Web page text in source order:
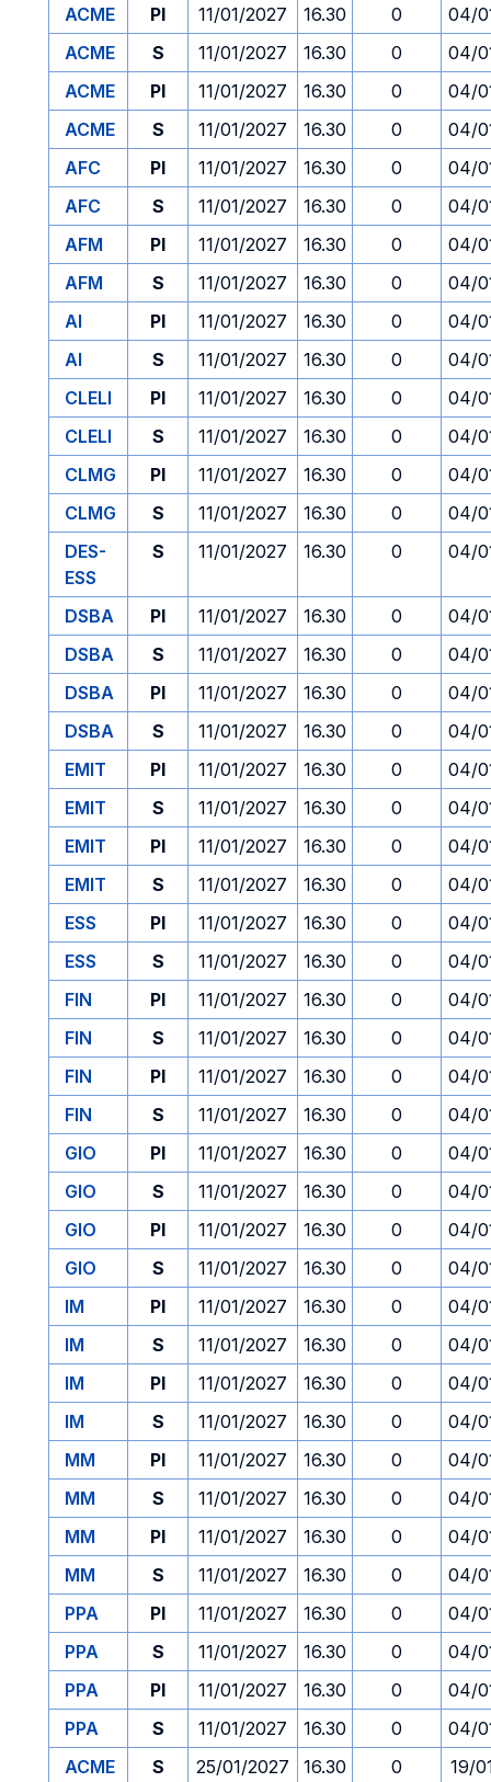
ACME PI 11/01/2027 16.30 0
04/
ACME
S 11/01/2027 16.30 0
04/
ACME
PI 11/01/2027 16.30 0
04/
ACME
S 11/01/2027 16.30 0
04/
AFC
PI 11/01/2027 16.30 0
04/
AFC
S 11/01/2027 16.30 0
04/
AFM
PI 11/01/2027 16.30 0
04/
AFM
S 11/01/2027 16.30 0
04/
AI
PI 11/01/2027 16.30 0
04/
AI
S 11/01/2027 16.30 0
04/
CLELI
PI 11/01/2027 16.30 0
04/
CLELI
S 11/01/2027 16.30 0
04/
CLMG
PI 11/01/2027 16.30 0
04/
CLMG
S 11/01/2027 16.30 0
04/
DES-
ESS
S 11/01/2027 16.30 0 04/
DSBA PI 11/01/2027 16.30 0
04/
DSBA
S 11/01/2027 16.30 0
04/
DSBA
PI 11/01/2027 16.30 0
04/
DSBA
S 11/01/2027 16.30 0
04/
EMIT
PI 11/01/2027 16.30 0
04/
EMIT
S 11/01/2027 16.30 0
04/
EMIT
PI 11/01/2027 16.30 0
04/
EMIT
S 11/01/2027 16.30 0
04/
ESS
PI 11/01/2027 16.30 0
04/
ESS
S 11/01/2027 16.30 0
04/
FIN
PI 11/01/2027 16.30 0
04/
FIN
S 11/01/2027 16.30 0
04/
FIN
PI 11/01/2027 16.30 0
04/
FIN
S 11/01/2027 16.30 0
04/
GIO
PI 11/01/2027 16.30 0
04/
GIO
S 11/01/2027 16.30 0
04/
GIO
PI 11/01/2027 16.30 0
04/
GIO
S 11/01/2027 16.30 0
04/
IM
PI 11/01/2027 16.30 0
04/
IM
S 11/01/2027 16.30 0
04/
IM
PI 11/01/2027 16.30 0
04/
IM
S 11/01/2027 16.30 0
04/
MM
PI 11/01/2027 16.30 0
04/
MM
S 11/01/2027 16.30 0
04/
MM
PI 11/01/2027 16.30 0
04/
MM
S 11/01/2027 16.30 0
04/
PPA
PI 11/01/2027 16.30 0
04/
PPA
S 11/01/2027 16.30 0
04/
PPA
PI 11/01/2027 16.30 0
04/
PPA
S 11/01/2027 16.30 0
04/
ACME
S 25/01/2027 16.30 0
19/